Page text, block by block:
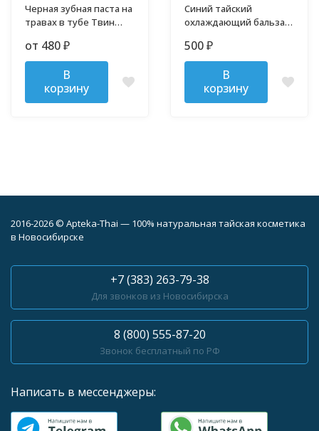
Черная зубная паста на
травах в тубе Твин
от 480 ₽
В
корзину
Синий тайский
охлаждающий бальзам
50 гр
500 ₽
В
корзину
2016-2026 © Apteka-Thai — 100% натуральная тайская косметика
в Новосибирске
+7 (383) 263-79-38
Для звонков из Новосибирска
8 (800) 555-87-20
Звонок бесплатный по РФ
Написать в мессенджеры: